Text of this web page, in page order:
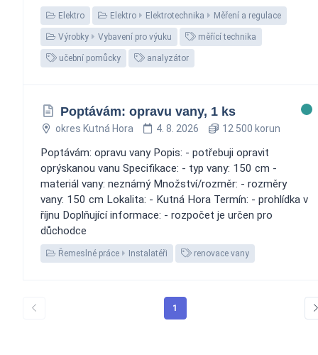
Elektro Elektro Elektrotechnika Měření a regulace
Výrobky Vybavení pro výuku měřící technika
učební pomůcky analyzátor
Poptávám: opravu vany, 1 ks
okres Kutná Hora 4. 8. 2026 12 500 korun
Poptávám: opravu vany Popis: - potřebuji opravit
oprýskanou vanu Specifikace: - typ vany: 150 cm -
materiál vany: neznámý Množství/rozměr: - rozměry
vany: 150 cm Lokalita: - Kutná Hora Termín: - prohlídka v
říjnu Doplňující informace: - rozpočet je určen pro
důchodce
Řemeslné práce Instalatéři renovace vany
1